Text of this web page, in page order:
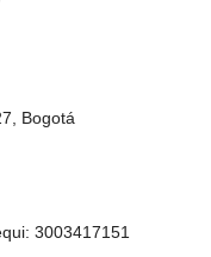
Bogotá
3003417151